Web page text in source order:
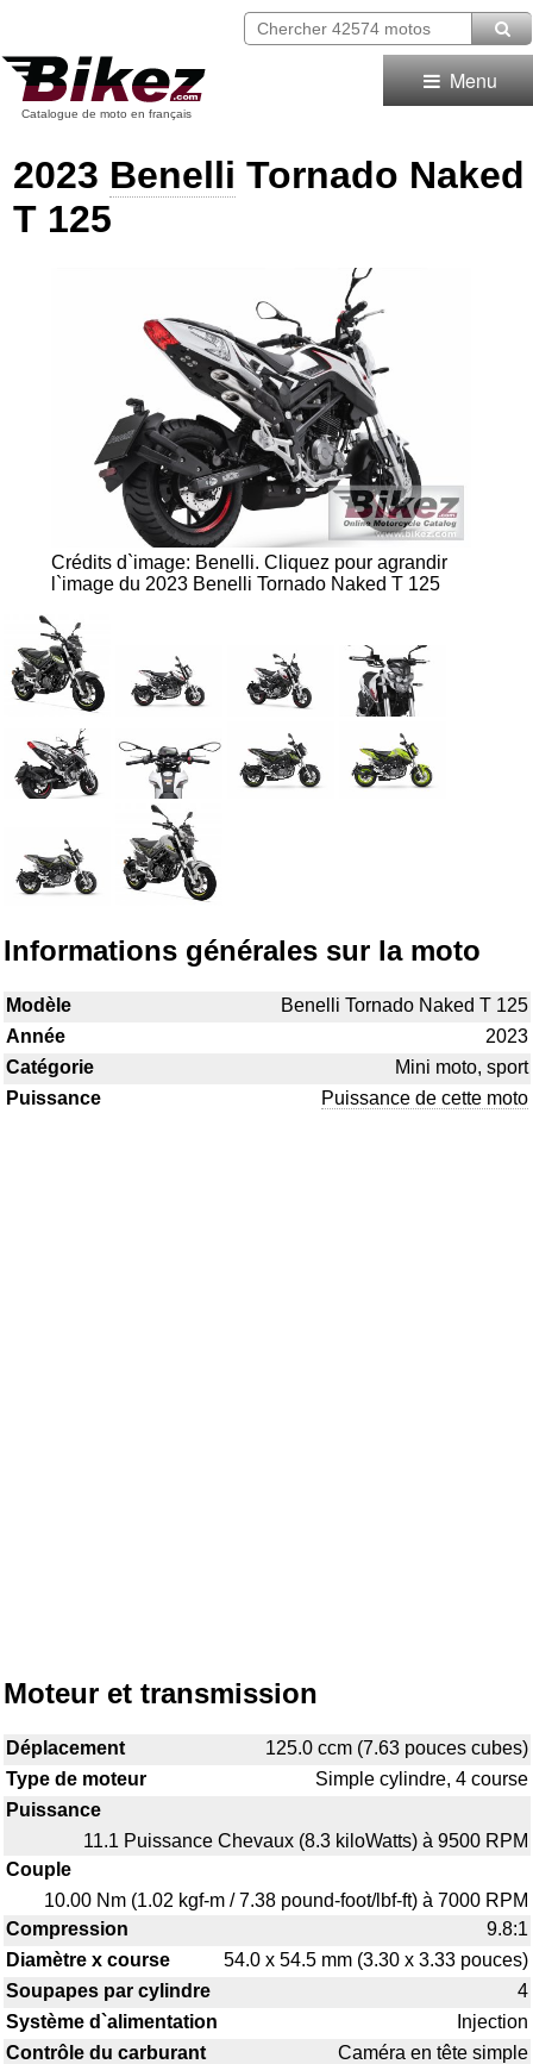
Catalogue de moto en français
Menu
2023 Benelli Tornado Naked
T 125
Crédits d`image: Benelli. Cliquez pour agrandir
l`image du 2023 Benelli Tornado Naked T 125
Informations générales sur la moto
Modèle
Benelli Tornado Naked T 125
Année
2023
Catégorie
Mini moto, sport
Puissance
Puissance de cette moto
Moteur et transmission
Déplacement
125.0 ccm (7.63 pouces cubes)
Type de moteur
Simple cylindre, 4 course
Puissance
11.1 Puissance Chevaux (8.3 kiloWatts) à 9500 RPM
Couple
10.00 Nm (1.02 kgf-m / 7.38 pound-foot/lbf-ft) à 7000 RPM
Compression
9.8:1
Diamètre x course
54.0 x 54.5 mm (3.30 x 3.33 pouces)
Soupapes par cylindre
4
Système d`alimentation
Injection
Contrôle du carburant
Caméra en tête simple